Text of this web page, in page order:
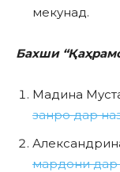
мекунад.
Бахши
Мадина
занро дар
мардони дар